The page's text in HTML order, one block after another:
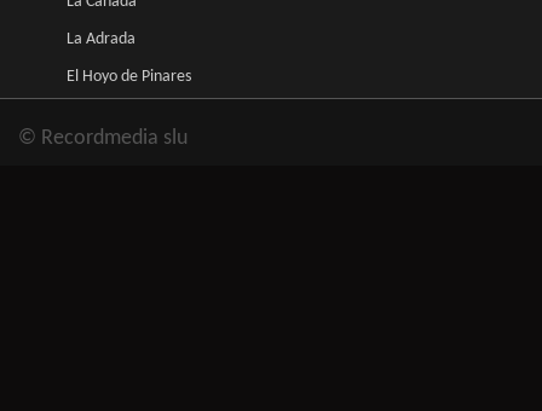
La Adrada
El Hoyo de Pinares
© Recordmedia slu